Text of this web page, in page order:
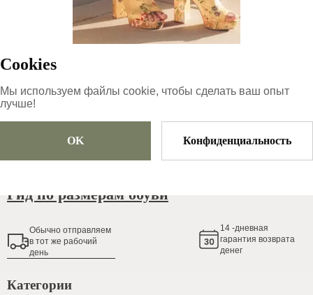
Cookies
Мы используем файлы cookie, чтобы сделать ваш опыт
лучше!
OK Конфиденциальность
распроданный
Гид по размерам обуви
Обычно oтправляем
в тот же рабочий
день
14 -дневная
гарантия возврата
денег
Категории